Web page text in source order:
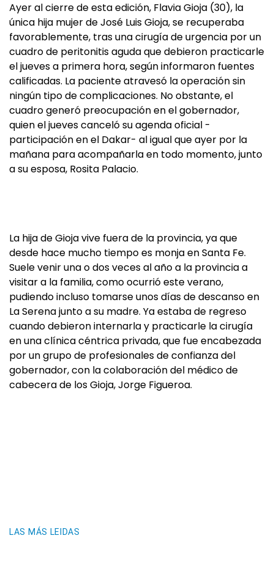
Ayer al cierre de esta edición, Flavia Gioja (30), la
única hija mujer de José Luis Gioja, se recuperaba
favorablemente, tras una cirugía de urgencia por un
cuadro de peritonitis aguda que debieron practicarle
el jueves a primera hora, según informaron fuentes
calificadas. La paciente atravesó la operación sin
ningún tipo de complicaciones. No obstante, el
cuadro generó preocupación en el gobernador,
quien el jueves canceló su agenda oficial -
participación en el Dakar- al igual que ayer por la
mañana para acompañarla en todo momento, junto
a su esposa, Rosita Palacio.
La hija de Gioja vive fuera de la provincia, ya que
desde hace mucho tiempo es monja en Santa Fe.
Suele venir una o dos veces al año a la provincia a
visitar a la familia, como ocurrió este verano,
pudiendo incluso tomarse unos días de descanso en
La Serena junto a su madre. Ya estaba de regreso
cuando debieron internarla y practicarle la cirugía
en una clínica céntrica privada, que fue encabezada
por un grupo de profesionales de confianza del
gobernador, con la colaboración del médico de
cabecera de los Gioja, Jorge Figueroa.
LAS MÁS LEIDAS